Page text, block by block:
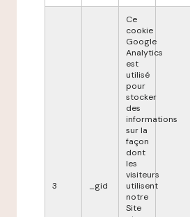
3 _gid
Ce
cookie
Google
Analytics
est
utilisé
pour
stocker
des
informations
sur la
façon
dont
les
visiteurs
utilisent
notre
Site